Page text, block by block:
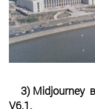
3) Midjourney
V6.1.